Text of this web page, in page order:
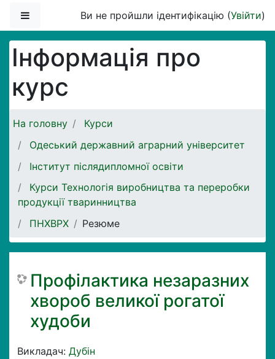
Бокова панельВи не пройшли ідентифікацію (Увійти)
Інформація про
курс
На головну
Курси
Одеський державний аграрний університет
Інститут післядипломної освіти
Курси Технологія виробництва та переробки
продукції тваринництва
ПНХВРХ
Резюме
Профілактика незаразних
хвороб великої рогатої
худоби
Викладач: Дубін